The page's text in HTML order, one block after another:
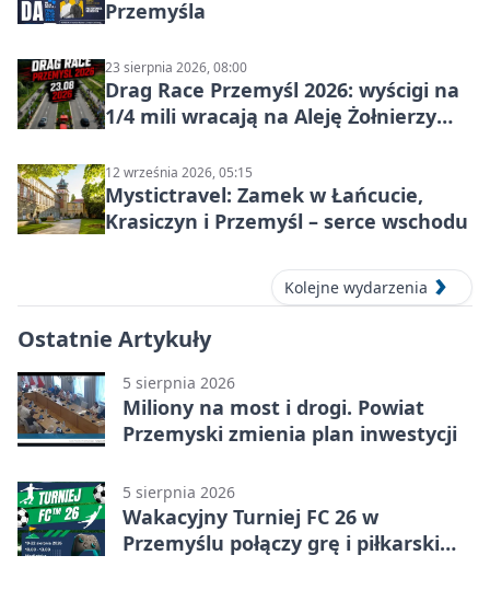
Przemyśla
23 sierpnia 2026, 08:00
Drag Race Przemyśl 2026: wyścigi na
1/4 mili wracają na Aleję Żołnierzy
12 września 2026, 05:15
Mystictravel: Zamek w Łańcucie,
Krasiczyn i Przemyśl – serce wschodu
Kolejne wydarzenia
Ostatnie Artykuły
5 sierpnia 2026
Miliony na most i drogi. Powiat
Przemyski zmienia plan inwestycji
5 sierpnia 2026
Wakacyjny Turniej FC 26 w
Przemyślu połączy grę i piłkarski